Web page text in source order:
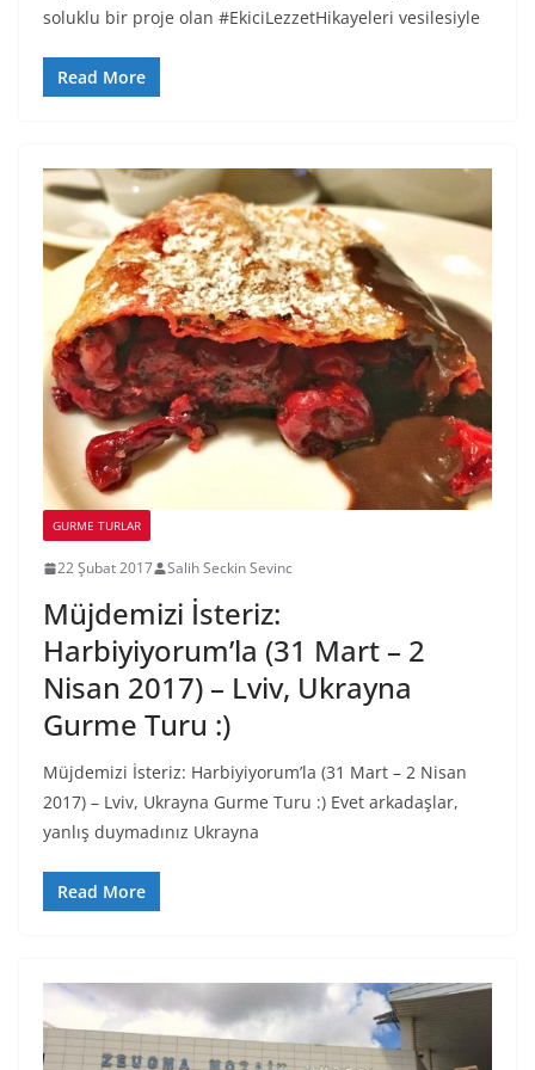
soluklu bir proje olan #EkiciLezzetHikayeleri vesilesiyle
Read More
GURME TURLAR
22 Şubat 2017 Salih Seckin Sevinc
Müjdemizi İsteriz:
Harbiyiyorum’la (31 Mart – 2
Nisan 2017) – Lviv, Ukrayna
Gurme Turu :)
Müjdemizi İsteriz: Harbiyiyorum’la (31 Mart – 2 Nisan
2017) – Lviv, Ukrayna Gurme Turu :) Evet arkadaşlar,
yanlış duymadınız Ukrayna
Read More